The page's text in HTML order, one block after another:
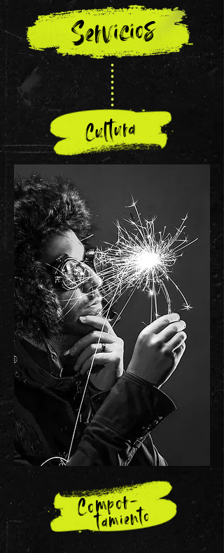
Servicios
Cultura
Compor-
tamiento